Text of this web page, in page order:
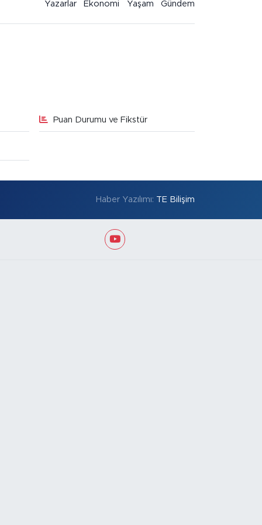
Yazarlar Ekonomi Yaşam Gündem
Puan Durumu ve Fikstür
Haber Yazılımı: TE Bilişim